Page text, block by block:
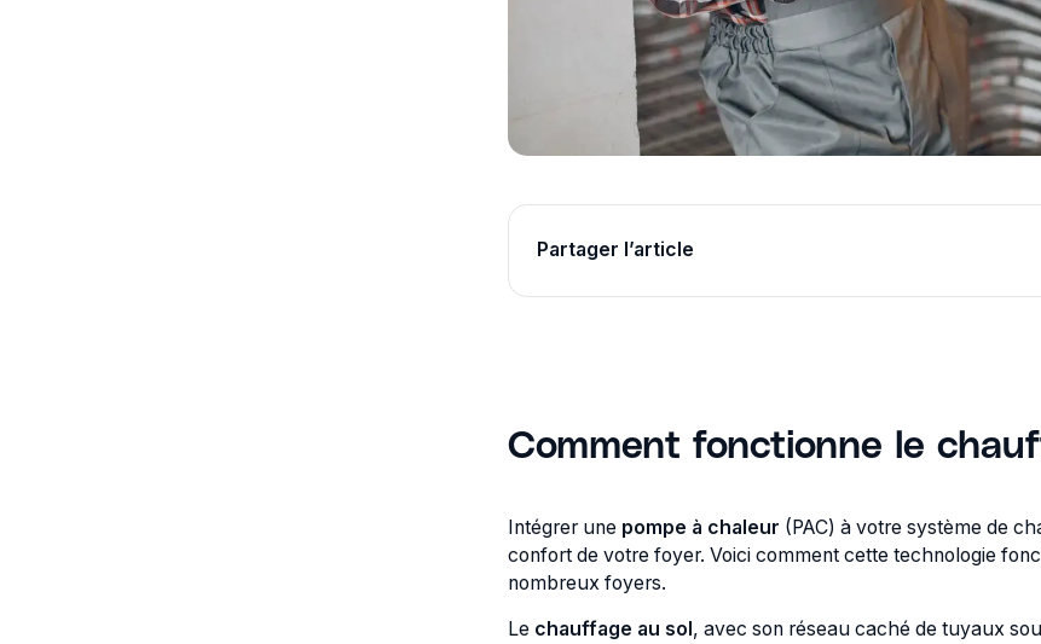
Partager l’article
Comment fonctionne le
Intégrer une pompe à chaleur (PAC) à votre système de
confort de votre foyer. Voici comment cette technologie
nombreux foyers.
Le chauffage au sol , avec son réseau caché de tuyaux